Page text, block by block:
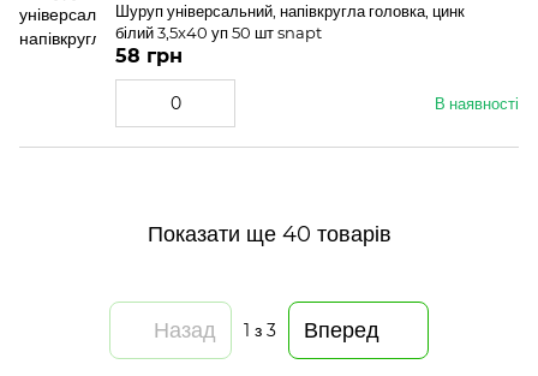
Шуруп універсальний, напівкругла головка, цинк
білий 3,5x40 уп 50 шт snapt
В наявності
58 грн
Показати ще 40 товарів
Назад 1 з 3 Вперед